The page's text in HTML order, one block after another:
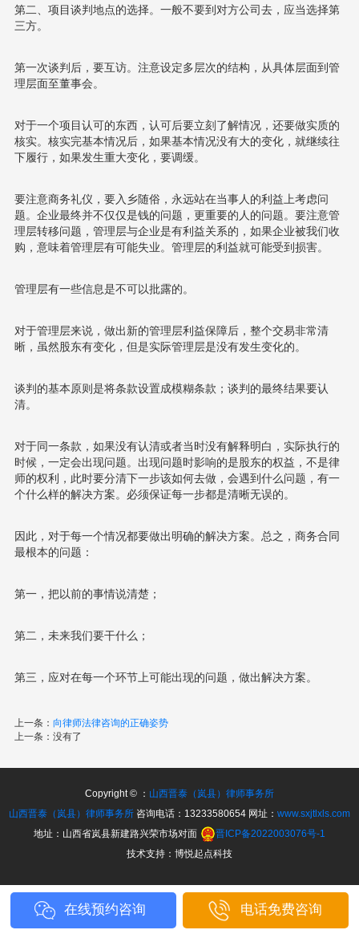
第二、项目谈判地点的选择。一般不要到对方公司去，应当选择第
三方。
第一次谈判后，要互访。注意设定多层次的结构，从具体层面到管
理层面至董事会。
对于一个项目认可的东西，认可后要立刻了解情况，还要做实质的
核实。核实完基本情况后，如果基本情况没有大的变化，就继续往
下履行，如果发生重大变化，要调缓。
要注意商务礼仪，要入乡随俗，永远站在当事人的利益上考虑问
题。企业最终并不仅仅是钱的问题，更重要的人的问题。要注意管
理层转移问题，管理层与企业是有利益关系的，如果企业被我们收
购，意味着管理层有可能失业。管理层的利益就可能受到损害。
管理层有一些信息是不可以批露的。
对于管理层来说，做出新的管理层利益保障后，整个交易非常清
晰，虽然股东有变化，但是实际管理层是没有发生变化的。
谈判的基本原则是将条款设置成模糊条款；谈判的最终结果要认
清。
对于同一条款，如果没有认清或者当时没有解释明白，实际执行的
时候，一定会出现问题。出现问题时影响的是股东的权益，不是律
师的权利，此时要分清下一步该如何去做，会遇到什么问题，有一
个什么样的解决方案。必须保证每一步都是清晰无误的。
因此，对于每一个情况都要做出明确的解决方案。总之，商务合同
最根本的问题：
第一，把以前的事情说清楚；
第二，未来我们要干什么；
第三，应对在每一个环节上可能出现的问题，做出解决方案。
上一条： 向律师法律咨询的正确姿势
上一条：没有了
Copyright © ： 山西晋泰（岚县）律师事务所
山西晋泰（岚县）律师事务所 咨询电话：13233580654 网址： www.sxjtlxls.com
地址：山西省岚县新建路兴荣市场对面
晋ICP备2022003076号-1
技术支持：博悦起点科技
在线预约咨询 电话免费咨询